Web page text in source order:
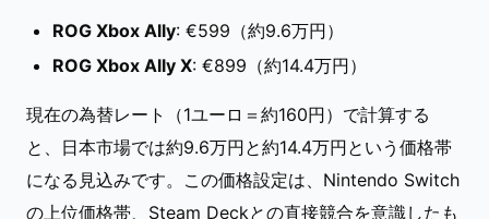
ROG Xbox Ally: €599（約9.6万円）
ROG Xbox Ally X: €899（約14.4万円）
現在の為替レート（1ユーロ＝約160円）で計算する
と、日本市場では約9.6万円と約14.4万円という価格帯
になる見込みです。この価格設定は、Nintendo Switch
の上位価格帯、Steam Deckとの直接競合を意識したも